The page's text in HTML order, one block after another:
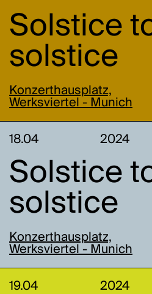
Solstice
solstice
Konzerthausplatz,
Werksviertel - Munich
18.04 2024
Solstice
solstice
Konzerthausplatz,
Werksviertel - Munich
19.04 2024